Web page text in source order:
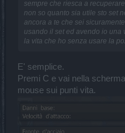
sempre che riesca a
non so quanto sia utile sto set
ancora a te che sei
usando il set ed avendo io una
la vita che ho senza usare la
E' semplice.
Premi C e vai nella
mouse sui punti vita.